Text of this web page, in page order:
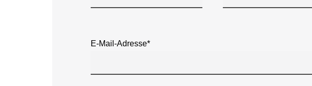
E-Mail-Adresse*